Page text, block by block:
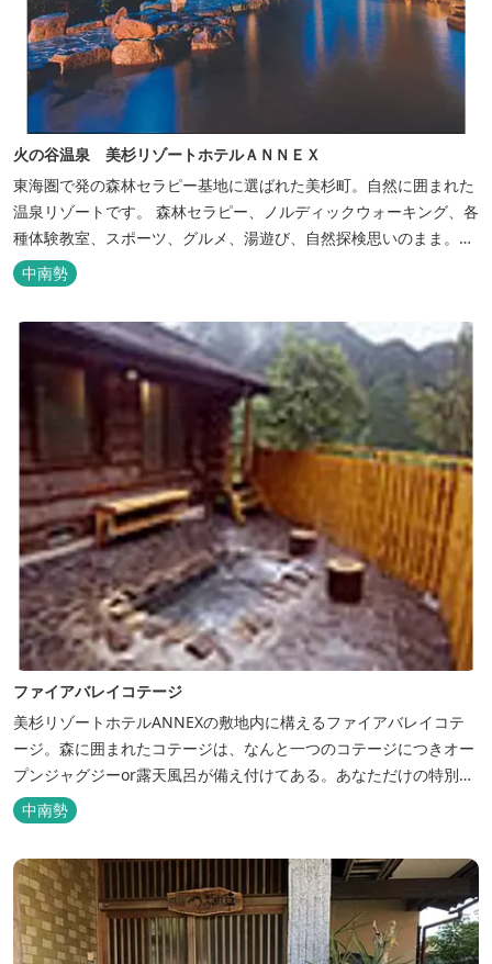
火の谷温泉 美杉リゾートホテルＡＮＮＥＸ
東海圏で発の森林セラピー基地に選ばれた美杉町。自然に囲まれた
温泉リゾートです。 森林セラピー、ノルディックウォーキング、各
種体験教室、スポーツ、グルメ、湯遊び、自然探検思いのまま。思
いきり遊んだ後は温泉でゆったり、のんびり。お料理は和洋バイキ
ングに豪華会席料理。バイキングでは、毎日餅つき、夏は流しそう
めん等のイベントも開催しています。 ５つの貸切風呂に、展望風呂
付き客室、露天風呂・ジ...
中南勢
ファイアバレイコテージ
美杉リゾートホテルANNEXの敷地内に構えるファイアバレイコテ
ージ。森に囲まれたコテージは、なんと一つのコテージにつきオー
プンジャグジーor露天風呂が備え付けてある。あなただけの特別な
時間をお過ごしください。
中南勢